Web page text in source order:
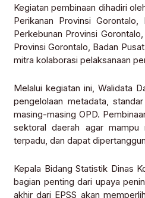
Kegiatan pembinaan dihadiri
Perikanan Provinsi
Perkebunan Provinsi
Provinsi Gorontalo, Badan
mitra kolaborasi pelaksanaan
Melalui kegiatan ini, Walidata
pengelolaan metadata,
masing-masing OPD.
sektoral daerah agar mampu
terpadu, dan dapat
Kepala Bidang Statistik Dinas
bagian penting dari upaya
akhir dari EPSS akan